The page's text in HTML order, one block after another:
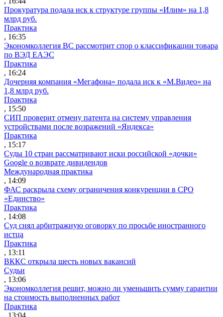
Прокуратура подала иск к структуре группы «Илим» на 1,8
млрд руб.
Практика
, 16:35
Экономколлегия ВС рассмотрит спор о классификации товара
по ВЭД ЕАЭС
Практика
, 16:24
Дочерняя компания «Мегафона» подала иск к «М.Видео» на
1,8 млрд руб.
Практика
, 15:50
СИП проверит отмену патента на систему управления
устройствами после возражений «Яндекса»
Практика
, 15:17
Суды 10 стран рассматривают иски российской «дочки»
Google о возврате дивидендов
Международная практика
, 14:09
ФАС раскрыла схему ограничения конкуренции в СРО
«Единство»
Практика
, 14:08
Суд снял арбитражную оговорку по просьбе иностранного
истца
Практика
, 13:11
ВККС открыла шесть новых вакансий
Судьи
, 13:06
Экономколлегия решит, можно ли уменьшить сумму гарантии
на стоимость выполненных работ
Практика
, 13:04